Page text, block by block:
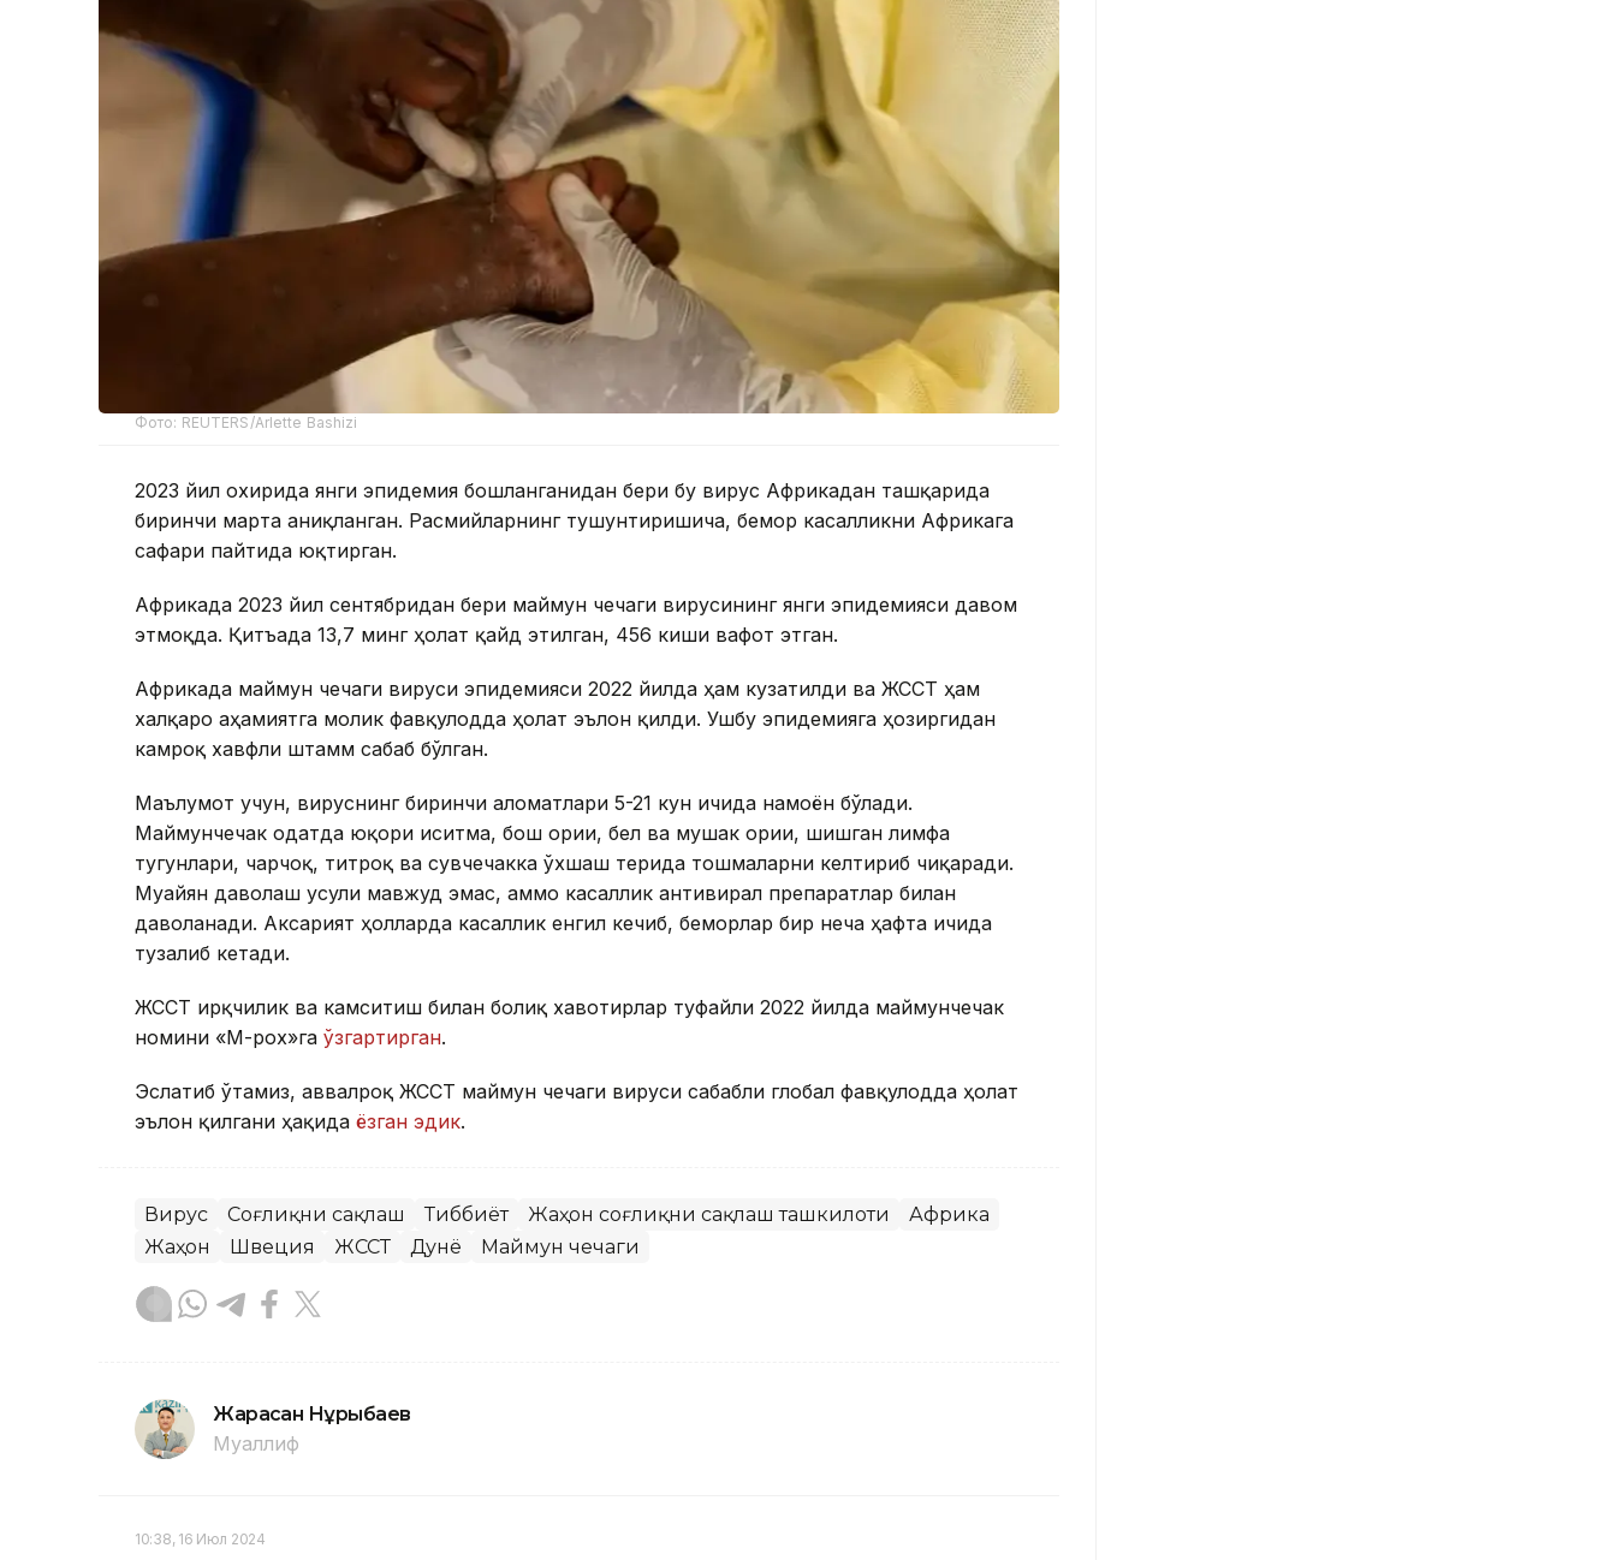
Фото: REUTERS/Arlette Bashizi
2023 йил охирида янги эпидемия бошланганидан бери бу вирус Африкадан ташқарида
биринчи марта аниқланган. Расмийларнинг тушунтиришича, бемор касалликни Африкага
сафари пайтида юқтирган.
Африкада 2023 йил сентябридан бери маймун чечаги вирусининг янги эпидемияси давом
этмоқда. Қитъада 13,7 минг ҳолат қайд этилган, 456 киши вафот этган.
Африкада маймун чечаги вируси эпидемияси 2022 йилда ҳам кузатилди ва ЖССТ ҳам
халқаро аҳамиятга молик фавқулодда ҳолат эълон қилди. Ушбу эпидемияга ҳозиргидан
камроқ хавфли штамм сабаб бўлган.
Маълумот учун, вируснинг биринчи аломатлари 5-21 кун ичида намоён бўлади.
Маймунчечак одатда юқори иситма, бош оғриғи, бел ва мушак оғриғи, шишган лимфа
тугунлари, чарчоқ, титроқ ва сувчечакка ўхшаш терида тошмаларни келтириб чиқаради.
Муайян даволаш усули мавжуд эмас, аммо касаллик антивирал препаратлар билан
даволанади. Аксарият ҳолларда касаллик енгил кечиб, беморлар бир неча ҳафта ичида
тузалиб кетади.
ЖССТ ирқчилик ва камситиш билан боғлиқ хавотирлар туфайли 2022 йилда маймунчечак
номини «М-pox»га ўзгартирган.
Эслатиб ўтамиз, аввалроқ ЖССТ маймун чечаги вируси сабабли глобал фавқулодда ҳолат
эълон қилгани ҳақида ёзган эдик.
Вирус Соғлиқни сақлаш Тиббиёт Жаҳон соғлиқни сақлаш ташкилоти
Африка
Жаҳон
Швеция ЖССТ Дунё Маймун чечаги
Жарасқан Нұрыбаев
Муаллиф
10:38, 16 Июл 2024